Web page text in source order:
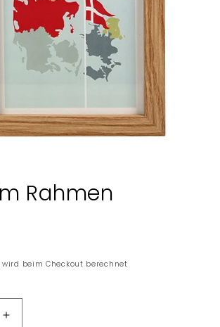
Rahmen
wird beim Checkout berechnet
Erhöhe